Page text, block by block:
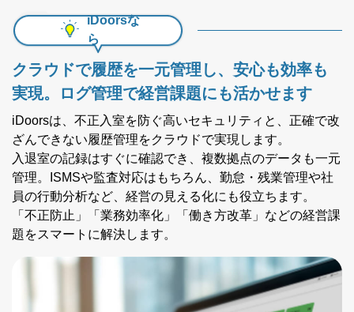
iDoorsな
ら
クラウドで履歴を一元管理し、安心も効率も
実現。
ログ管理で経営課題にも活かせます
iDoorsは、不正入室を防ぐ高いセキュリティと、正確で改
ざんできない履歴管理をクラウドで実現します。
入退室の記録はすぐに確認でき、複数拠点のデータも一元
管理。ISMSや監査対応はもちろん、勤怠・残業管理や社
員の行動分析など、経営の見える化にも役立ちます。
「不正防止」「業務効率化」「働き方改革」などの経営課
題をスマートに解決します。